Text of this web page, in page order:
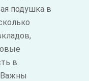
подушка в
в
Важны